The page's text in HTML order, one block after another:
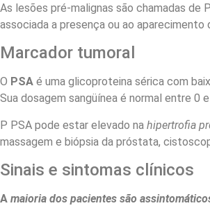
As lesões pré-malignas são chamadas de
associada a presença ou ao
Marcador tumoral
O PSA é uma glicoproteina sérica com
Sua dosagem sangüínea é normal entre
P PSA pode estar elevado na hipertrofia
massagem e biópsia da próstata,
Sinais e sintomas clínicos
A maioria dos pacientes são